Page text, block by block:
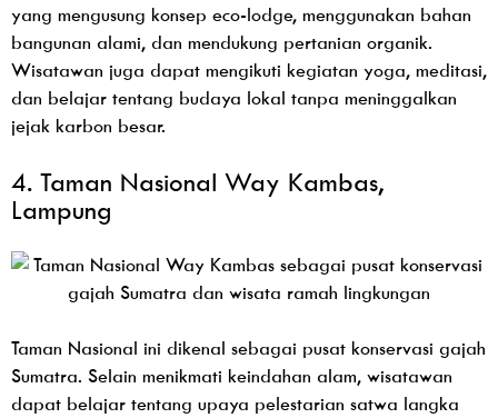
yang mengusung konsep eco-lodge, menggunakan bahan
bangunan alami, dan mendukung pertanian organik.
Wisatawan juga dapat mengikuti kegiatan yoga, meditasi,
dan belajar tentang budaya lokal tanpa meninggalkan
jejak karbon besar.
4. Taman Nasional Way Kambas,
Lampung
Taman Nasional ini dikenal sebagai pusat konservasi gajah
Sumatra. Selain menikmati keindahan alam, wisatawan
dapat belajar tentang upaya pelestarian satwa langka